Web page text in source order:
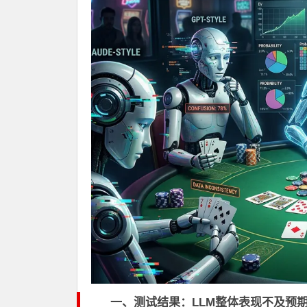
一、测试结果：LLM整体表现不及预